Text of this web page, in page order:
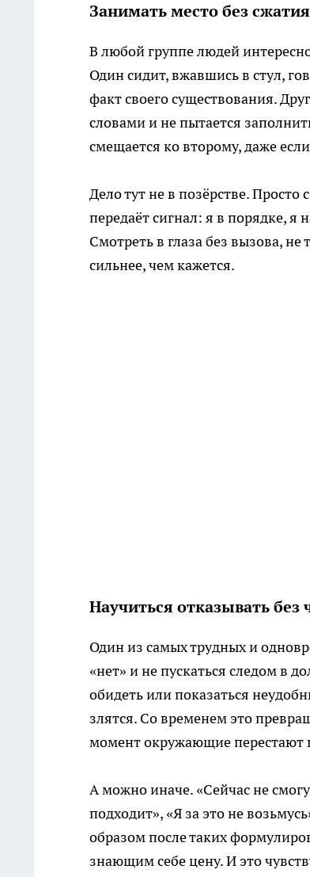
Занимать место без сжатия
В любой группе людей
Один сидит, вжавшись в стул,
факт своего существования.
словами и не пытается
смещается ко второму, даже
Дело тут не в позёрстве.
передаёт сигнал: я в порядке, я
Смотреть в глаза без вызова,
сильнее, чем кажется.
Научиться отказывать без
Один из самых трудных и
«нет» и не пускаться следом в
обидеть или показаться
злятся. Со временем это
момент окружающие перестают
А можно иначе. «Сейчас не
подходит», «Я за это не
образом после таких
знающим себе цену. И это